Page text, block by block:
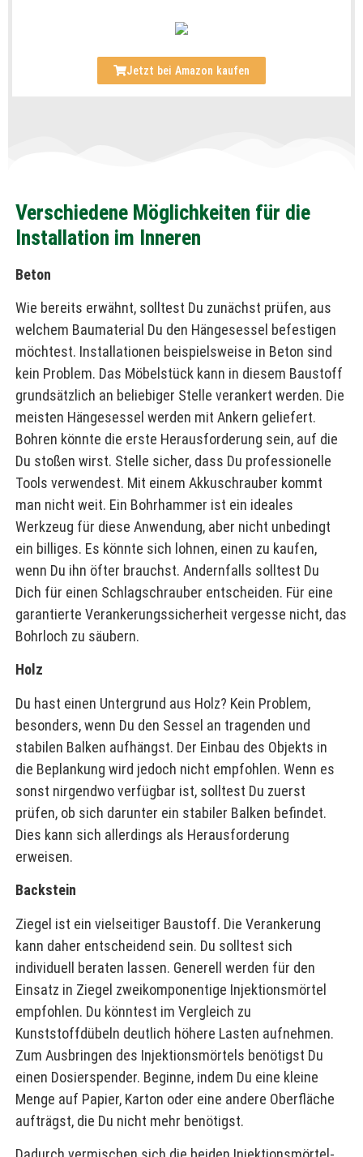
Jetzt bei Amazon kaufen
Verschiedene Möglichkeiten für die
Installation im Inneren
Beton
Wie bereits erwähnt, solltest Du zunächst prüfen, aus
welchem Baumaterial Du den Hängesessel befestigen
möchtest. Installationen beispielsweise in Beton sind
kein Problem. Das Möbelstück kann in diesem Baustoff
grundsätzlich an beliebiger Stelle verankert werden. Die
meisten Hängesessel werden mit Ankern geliefert.
Bohren könnte die erste Herausforderung sein, auf die
Du stoßen wirst. Stelle sicher, dass Du professionelle
Tools verwendest. Mit einem Akkuschrauber kommt
man nicht weit. Ein Bohrhammer ist ein ideales
Werkzeug für diese Anwendung, aber nicht unbedingt
ein billiges. Es könnte sich lohnen, einen zu kaufen,
wenn Du ihn öfter brauchst. Andernfalls solltest Du
Dich für einen Schlagschrauber entscheiden. Für eine
garantierte Verankerungssicherheit vergesse nicht, das
Bohrloch zu säubern.
Holz
Du hast einen Untergrund aus Holz? Kein Problem,
besonders, wenn Du den Sessel an tragenden und
stabilen Balken aufhängst. Der Einbau des Objekts in
die Beplankung wird jedoch nicht empfohlen. Wenn es
sonst nirgendwo verfügbar ist, solltest Du zuerst
prüfen, ob sich darunter ein stabiler Balken befindet.
Dies kann sich allerdings als Herausforderung
erweisen.
Backstein
Ziegel ist ein vielseitiger Baustoff. Die Verankerung
kann daher entscheidend sein. Du solltest sich
individuell beraten lassen. Generell werden für den
Einsatz in Ziegel zweikomponentige Injektionsmörtel
empfohlen. Du könntest im Vergleich zu
Kunststoffdübeln deutlich höhere Lasten aufnehmen.
Zum Ausbringen des Injektionsmörtels benötigst Du
einen Dosierspender. Beginne, indem Du eine kleine
Menge auf Papier, Karton oder eine andere Oberfläche
aufträgst, die Du nicht mehr benötigst.